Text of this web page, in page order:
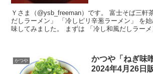
Ｙさま（@ysb_freeman）です。 富士そば三軒茶屋店で 「冷し和風
だしラーメン」 「冷しピリ辛葱ラーメン」 を
味してみました。 まずは 「冷し和風だしラーメン」から アップした
かつや
かつや「ねぎ味
2024年4月26日